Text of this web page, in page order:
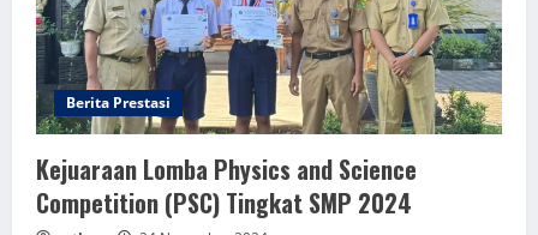
Berita Prestasi
Kejuaraan Lomba Physics and Science
Competition (PSC) Tingkat SMP 2024